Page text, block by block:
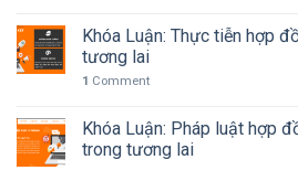
Khóa Luận: Thực tiễn hợp
tương lai
1 Comment
Khóa Luận: Pháp luật hợp
trong tương lai